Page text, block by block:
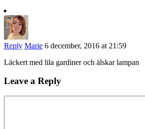
Reply Marie 6 december, 2016 at 21:59
Läckert med lila gardiner och älskar lampan
Leave a Reply